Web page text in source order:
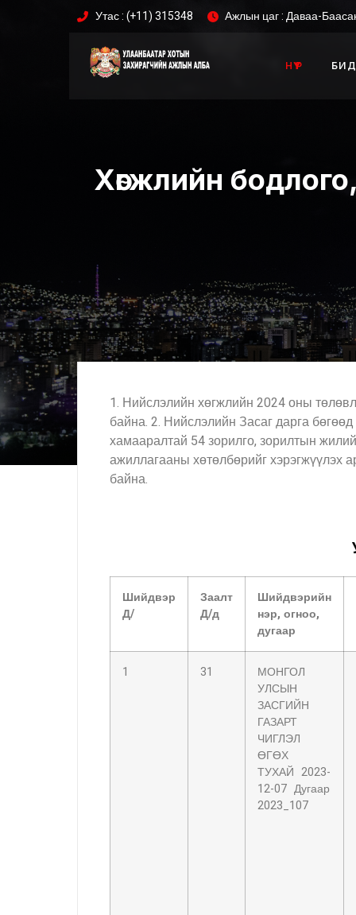
Утас : (+11) 315348 Ажлын цаг : Даваа-
НҮҮР
Хөгжлийн
1. Нийслэлийн хөгжлийн 2024 оны
байна. 2. Нийслэлийн Засаг дарга
хамааралтай 54 зорилго, зорилтын
ажиллагааны хөтөлбөрийг хэрэгжүүлэх
байна.
Шийдвэр
Д/
Заалт
Д/д
Шийдвэрийн
нэр, огноо,
дугаар
1 31
МОНГОЛ
УЛСЫН
ЗАСГИЙН
ГАЗАРТ
ЧИГЛЭЛ
ӨГӨХ
ТУХАЙ 2023-
12-07 Дугаар
2023_107